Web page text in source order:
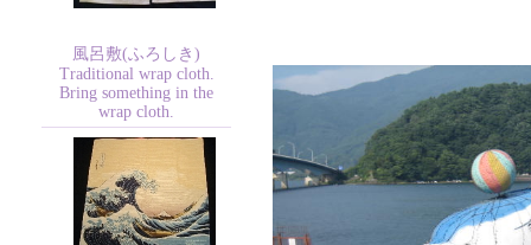
風呂敷(ふろしき)
Traditional wrap cloth.
Bring something in the
wrap cloth.